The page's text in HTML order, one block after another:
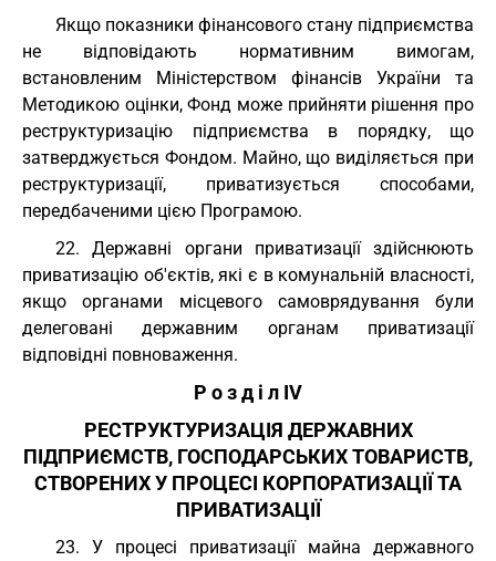
Якщо показники фінансового стану підприємства
не відповідають нормативним вимогам,
встановленим Міністерством фінансів України та
Методикою оцінки, Фонд може прийняти рішення про
реструктуризацію підприємства в порядку, що
затверджується Фондом. Майно, що виділяється при
реструктуризації, приватизується способами,
передбаченими цією Програмою.
22. Державні органи приватизації здійснюють
приватизацію об'єктів, які є в комунальній власності,
якщо органами місцевого самоврядування були
делеговані державним органам приватизації
відповідні повноваження.
Р о з д і л IV
РЕСТРУКТУРИЗАЦІЯ ДЕРЖАВНИХ
ПІДПРИЄМСТВ, ГОСПОДАРСЬКИХ ТОВАРИСТВ,
СТВОРЕНИХ У ПРОЦЕСІ КОРПОРАТИЗАЦІЇ ТА
ПРИВАТИЗАЦІЇ
23. У процесі приватизації майна державного